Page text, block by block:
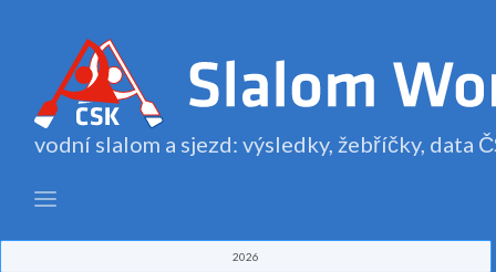
vodní slalom a sjezd: výsledky, žebříčky, data
2026